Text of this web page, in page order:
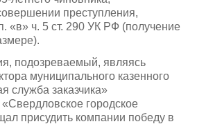
преступления,
«в» ч. 5 ст. 290 УК РФ (получение
подозреваемый, являясь
муниципального казенного
служба заказчика»
городское
присудить компании победу в